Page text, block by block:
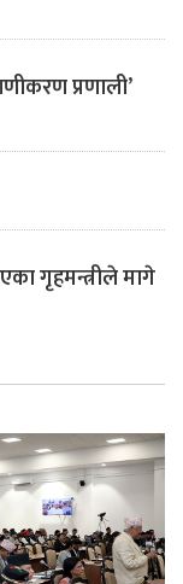
प्रणाली’
गृहमन्त्रीले मागे